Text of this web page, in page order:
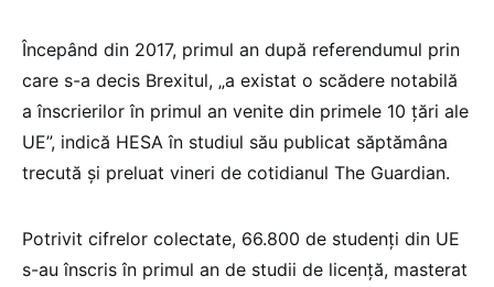
Începând din 2017, primul an după referendumul prin
care s-a decis Brexitul, „a existat o scădere notabilă
a înscrierilor în primul an venite din primele 10 ţări ale
UE”, indică HESA în studiul său publicat săptămâna
trecută şi preluat vineri de cotidianul The Guardian.
Potrivit cifrelor colectate, 66.800 de studenţi din UE
s-au înscris în primul an de studii de licenţă, masterat